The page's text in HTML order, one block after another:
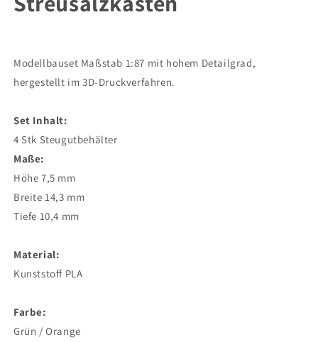
Modellbauset Maßstab 1:87 mit hohem Detailgrad,
hergestellt im 3D-Druckverfahren.
Set Inhalt:
4 Stk Steugutbehälter
Maße:
Höhe 7,5 mm
Breite 14,3 mm
Tiefe 10,4 mm
Material:
Kunststoff PLA
Farbe:
Grün / Orange